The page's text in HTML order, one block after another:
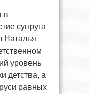
в
супруга
Наталья
уровень
детства, а
равных